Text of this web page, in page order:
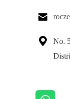


No.